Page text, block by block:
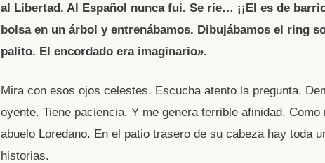
al Libertad. Al Español nunca fui. Se ríe… ¡¡El es de
bolsa en un árbol y entrenábamos. Dibujábamos el ring
palito. El encordado era imaginario».
Mira con esos ojos celestes. Escucha atento la pregunta.
oyente. Tiene paciencia. Y me genera terrible afinidad.
abuelo Loredano. En el patio trasero de su cabeza hay toda
historias.